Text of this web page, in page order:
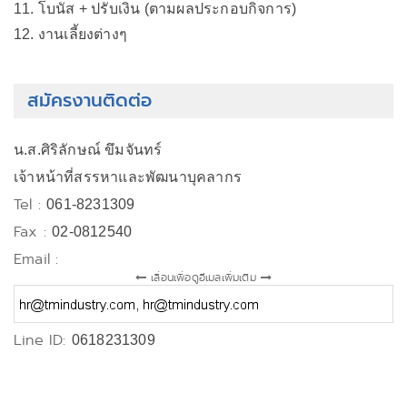
11. โบนัส + ปรับเงิน (ตามผลประกอบกิจการ)
12. งานเลี้ยงต่างๆ
สมัครงานติดต่อ
น.ส.ศิริลักษณ์ ขึมจันทร์
เจ้าหน้าที่สรรหาและพัฒนาบุคลากร
Tel :061-8231309
Fax :02-0812540
Email :
เลื่อนเพื่อดูอีเมลเพิ่มเติม
Line ID: 0618231309